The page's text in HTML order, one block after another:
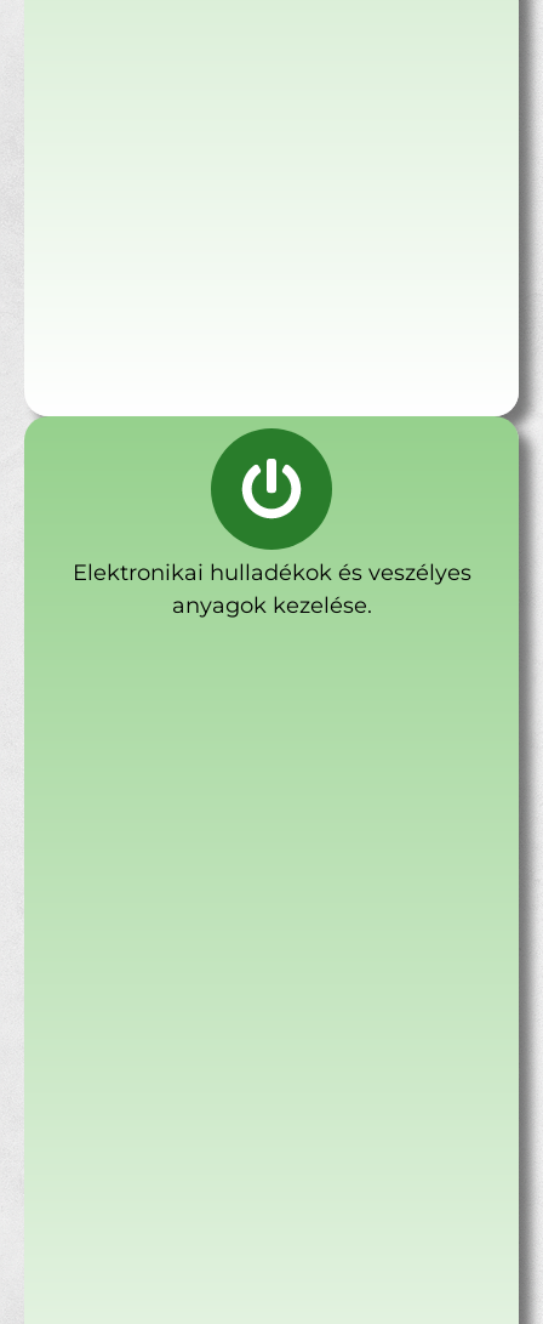
Elektronikai hulladékok és veszélyes
anyagok kezelése.